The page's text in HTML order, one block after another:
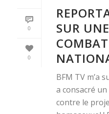
0
0
SUR
BFM TV m’a
a consacré
contre le